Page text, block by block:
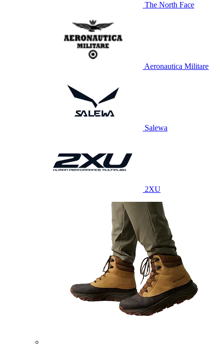
The North Face
Aeronautica Militare
Salewa
2XU